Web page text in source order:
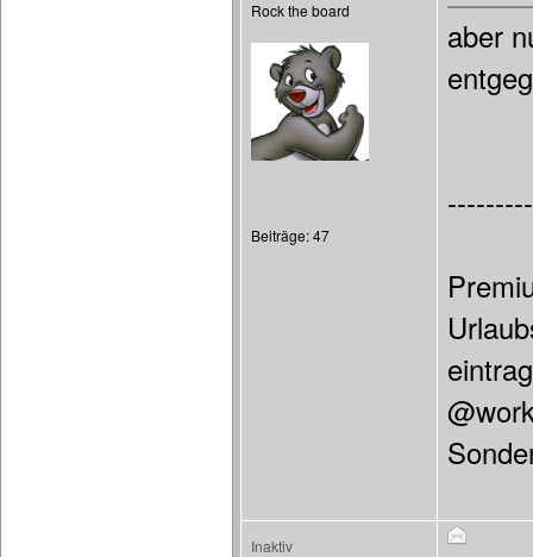
Rock the board
Beiträge: 47
aber
Inaktiv